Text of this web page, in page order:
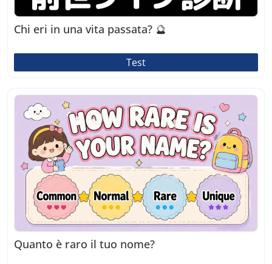
Chi eri in una vita passata? 🔮
Test
Quanto è raro il tuo nome?